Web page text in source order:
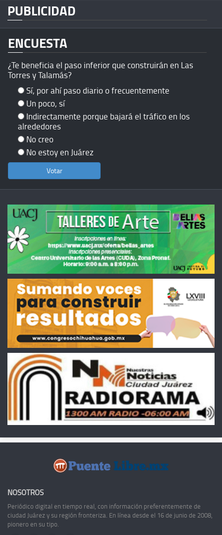
PUBLICIDAD
ENCUESTA
¿Te beneficia el paso inferior que construirán en Las
Torres y Talamás?
Sí, por ahí paso diario o frecuentemente
Un poco, sí
Indirectamente porque bajará el tráfico en los
alrededores
No creo
No estoy en Juárez
NOSOTROS
Periódico digital en tiempo real, con información preferentemente de
ciudad Juárez y su región fronteriza. En línea desde el 16 de junio de 2008,
pionero en su tipo.